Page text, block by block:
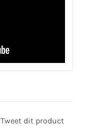
Tweet dit product